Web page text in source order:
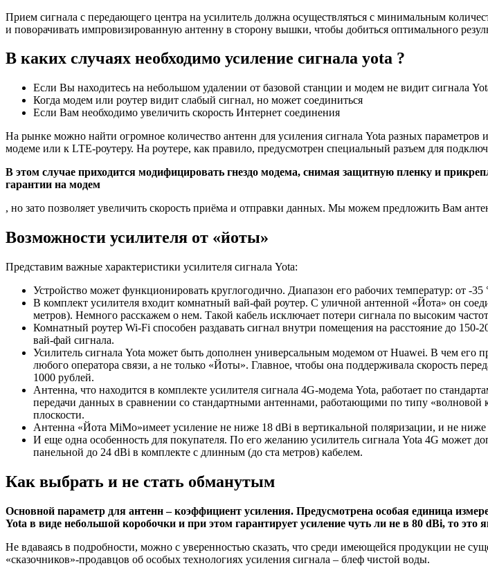
Прием сигнала с передающего центра на усилитель должна осуществляться с минимальным
и поворачивать импровизированную антенну в сторону вышки, чтобы добиться оптимального
В каких случаях необходимо усиление сигнала yota ?
Если Вы находитесь на небольшом удалении от базовой станции и модем не видит сигнала
Когда модем или роутер видит слабый сигнал, но может соединиться
Если Вам необходимо увеличить скорость Интернет соединения
На рынке можно найти огромное количество антенн для усиления сигнала Yota разных
модеме или к LTE-роутеру. На роутере, как правило, предусмотрен специальный разъем для
В этом случае приходится модифицировать гнездо модема, снимая защитную пленку и
гарантии на модем
, но зато позволяет увеличить скорость приёма и отправки данных. Мы можем предложить Вам
Возможности усилителя от «йоты»
Представим важные характеристики усилителя сигнала Yota:
Устройство может функционировать круглогодично. Диапазон его рабочих температур: от -35
В комплект усилителя входит комнатный вай-фай роутер. С уличной антенной «Йота» он
метров). Немного расскажем о нем. Такой кабель исключает потери сигнала по высоким
Комнатный роутер Wi-Fi способен раздавать сигнал внутри помещения на расстояние до
вай-фай сигнала.
Усилитель сигнала Yota может быть дополнен универсальным модемом от Huawei. В чем его
любого оператора связи, а не только «Йоты». Главное, чтобы она поддерживала скорость
1000 рублей.
Антенна, что находится в комплекте усилителя сигнала 4G-модема Yota, работает по
передачи данных в сравнении со стандартными антеннами, работающими по типу
плоскости.
Антенна «Йота MiMo»имеет усиление не ниже 18 dBi в вертикальной поляризации, и не
И еще одна особенность для покупателя. По его желанию усилитель сигнала Yota 4G
панельной до 24 dBi в комплекте с длинным (до ста метров) кабелем.
Как выбрать и не стать обманутым
Основной параметр для антенн – коэффициент усиления. Предусмотрена особая единица
Yota в виде небольшой коробочки и при этом гарантирует усиление чуть ли не в 80 dBi, то это
Не вдаваясь в подробности, можно с уверенностью сказать, что среди имеющейся продукции не
«сказочников»-продавцов об особых технологиях усиления сигнала – блеф чистой воды.